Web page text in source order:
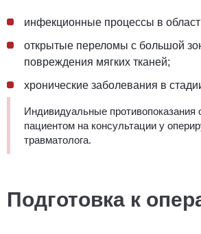
инфекционные процессы в
открытые переломы с большой
повреждения мягких тканей;
хронические заболевания в
Индивидуальные противопоказания
пациентом на консультации у
травматолога.
Подготовка к